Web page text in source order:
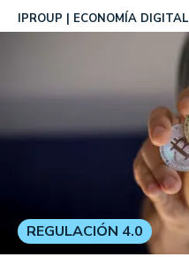
IPROUP ECONOMÍA DIGITAL
REGULACIÓN 4.0